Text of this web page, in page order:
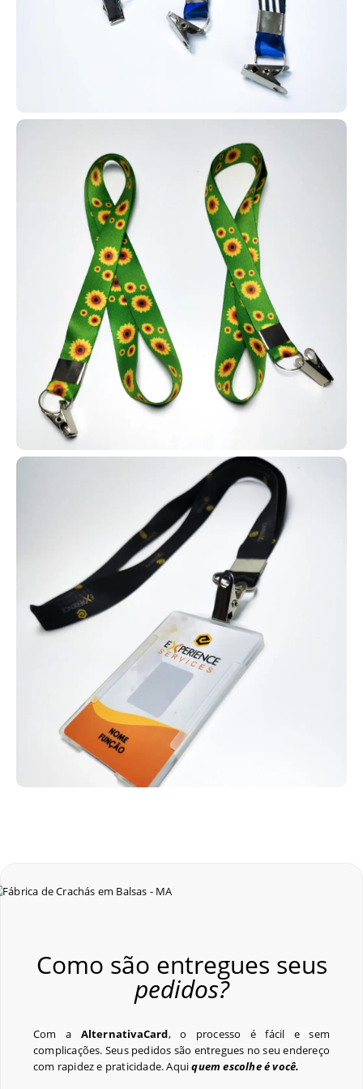
Como são entregues seus
pedidos?
Com a AlternativaCard, o processo é fácil e sem
complicações. Seus pedidos são entregues no seu endereço
com rapidez e praticidade. Aquiquem escolhe é você.